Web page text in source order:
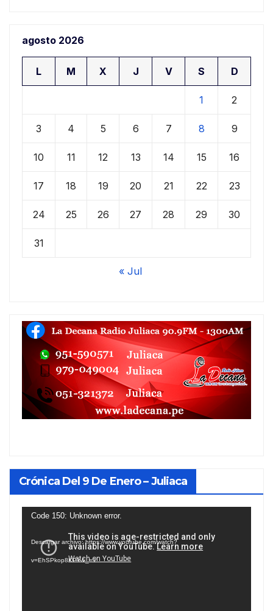
agosto 2026
L M X J V S D
1 2
3 4 5 6 7 8 9
10 11 12 13 14 15 16
17 18 19 20 21 22 23
24 25 26 27 28 29 30
31
« Jul
Crónica Del 9 De Enero – Juliaca
Reproductor
vídeo
Code 150: Unknown error.
Descargar archivo: https://www.youtube.com/watch?
v=EhSPkop8KPY&_=1